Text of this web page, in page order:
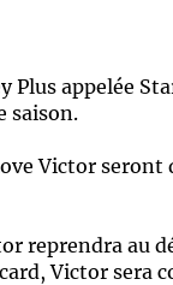
Plus appelée
saison.
Victor
reprendra au
Victor sera